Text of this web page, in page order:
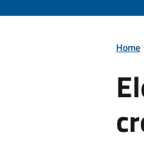
Home